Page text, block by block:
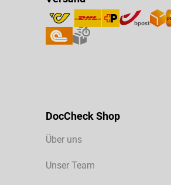
DocCheck Shop
Über uns
Unser Team